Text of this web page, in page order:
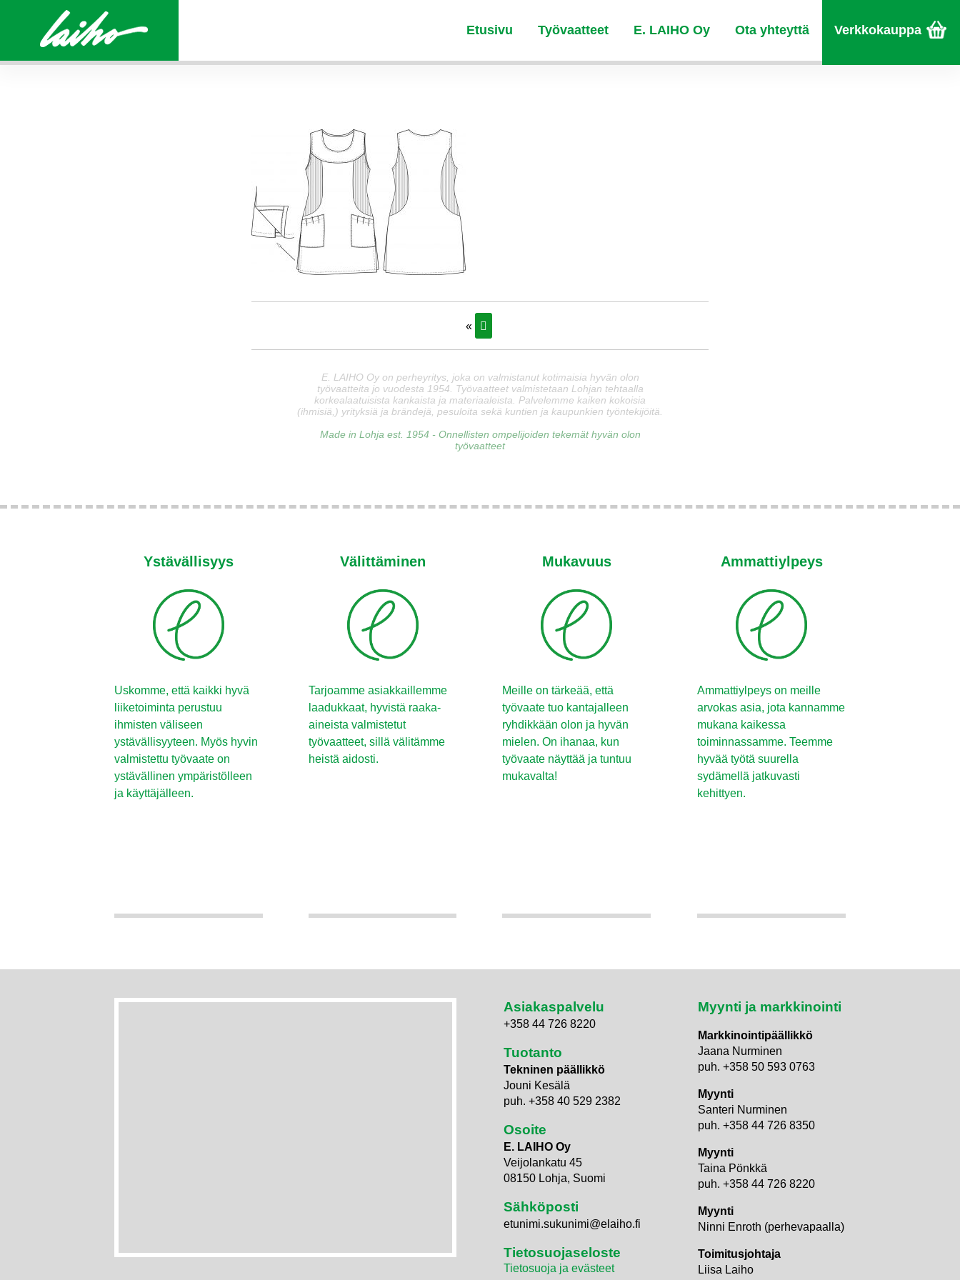
Etusivu Työvaatteet E. LAIHO Oy Ota yhteyttä Verkkokauppa
«
E. LAIHO Oy on perheyritys, joka on valmistanut kotimaisia hyvän olon
työvaatteita jo vuodesta 1954. Työvaatteet valmistetaan Lohjan tehtaalla
korkealaatuisista kankaista ja materiaaleista. Palvelemme kaiken kokoisia
(ihmisiä,) yrityksiä ja brändejä, pesuloita sekä kuntien ja kaupunkien työntekijöitä.
Made in Lohja est. 1954 - Onnellisten ompelijoiden tekemät hyvän olon
työvaatteet
Ystävällisyys
Uskomme, että kaikki hyvä
liiketoiminta perustuu
ihmisten väliseen
ystävällisyyteen. Myös hyvin
valmistettu työvaate on
ystävällinen ympäristölleen
ja käyttäjälleen.
Välittäminen
Tarjoamme asiakkaillemme
laadukkaat, hyvistä raaka-
aineista valmistetut
työvaatteet, sillä välitämme
heistä aidosti.
Mukavuus
Meille on tärkeää, että
työvaate tuo kantajalleen
ryhdikkään olon ja hyvän
mielen. On ihanaa, kun
työvaate näyttää ja tuntuu
mukavalta!
Ammattiylpeys
Ammattiylpeys on meille
arvokas asia, jota kannamme
mukana kaikessa
toiminnassamme. Teemme
hyvää työtä suurella
sydämellä jatkuvasti
kehittyen.
Asiakaspalvelu
+358 44 726 8220
Tuotanto
Tekninen päällikkö
Jouni Kesälä
puh. +358 40 529 2382
Osoite
E. LAIHO Oy
Veijolankatu 45
08150 Lohja, Suomi
Sähköposti
etunimi.sukunimi@elaiho.fi
Tietosuojaseloste
Tietosuoja ja evästeet
Myynti ja markkinointi
Markkinointipäällikkö
Jaana Nurminen
puh. +358 50 593 0763
Myynti
Santeri Nurminen
puh. +358 44 726 8350
Myynti
Taina Pönkkä
puh. +358 44 726 8220
Myynti
Ninni Enroth (perhevapaalla)
Toimitusjohtaja
Liisa Laiho